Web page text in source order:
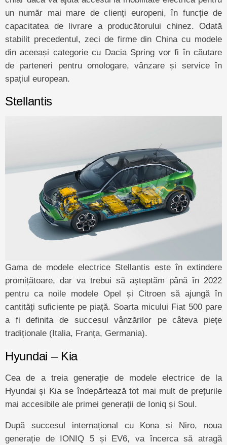
un număr mai mare de clienți europeni, în funcție de
capacitatea de livrare a producătorului chinez. Odată
stabilit precedentul, zeci de firme din China cu modele
din aceeași categorie cu Dacia Spring vor fi în căutare
de parteneri pentru omologare, vânzare și service în
spațiul european.
Stellantis
Gama de modele electrice Stellantis este în extindere
promițătoare, dar va trebui să așteptăm până în 2022
pentru ca noile modele Opel și Citroen să ajungă în
cantități suficiente pe piață. Soarta micului Fiat 500 pare
a fi definita de succesul vânzărilor pe câteva piețe
tradiționale (Italia, Franța, Germania).
Hyundai – Kia
Cea de a treia generație de modele electrice de la
Hyundai și Kia se îndepărtează tot mai mult de prețurile
mai accesibile ale primei generații de Ioniq și Soul.
După succesul internațional cu Kona și Niro, noua
generație de IONIQ 5 și EV6, va încerca să atragă